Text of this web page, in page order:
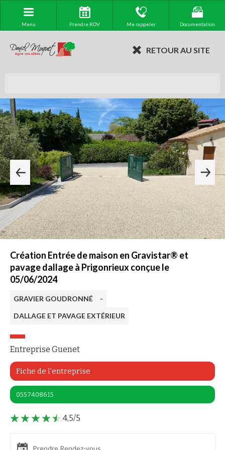
Menu Prendre RDV Me rappeler Documentation
RETOUR AU SITE
Création Entrée de maison en Gravistar® et
pavage dallage à Prigonrieux conçue le
05/06/2024
GRAVIER GOUDRONNÉ
-
DALLAGE ET PAVAGE EXTÉRIEUR
Entreprise Guenet
Fiche de l'entreprise
0557408615
4,5/5